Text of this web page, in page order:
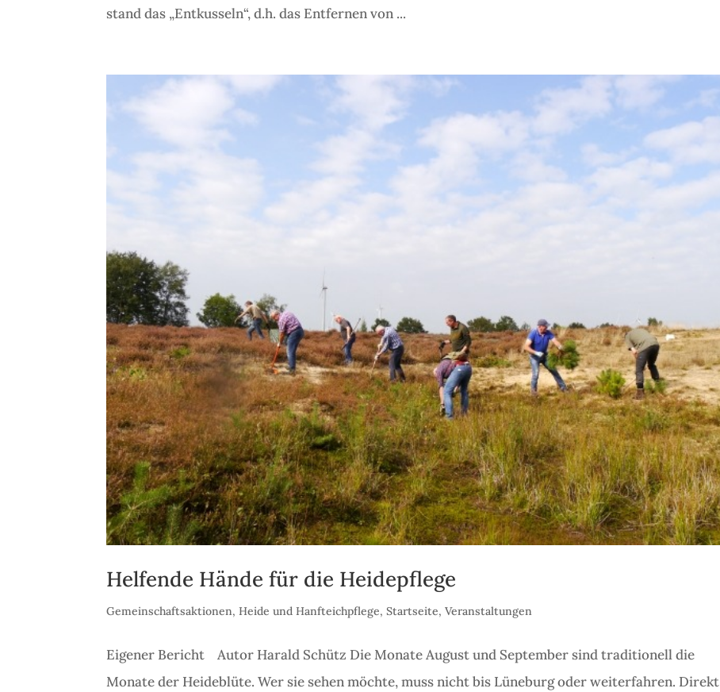
stand das „Entkusseln“, d.h. das Entfernen von ...
Helfende Hände für die Heidepflege
Gemeinschaftsaktionen,Heide und Hanfteichpflege,Startseite,Veranstaltungen
Eigener Bericht Autor Harald Schütz Die Monate August und September sind traditionell die
Monate der Heideblüte. Wer sie sehen möchte, muss nicht bis Lüneburg oder weiterfahren. Direkt